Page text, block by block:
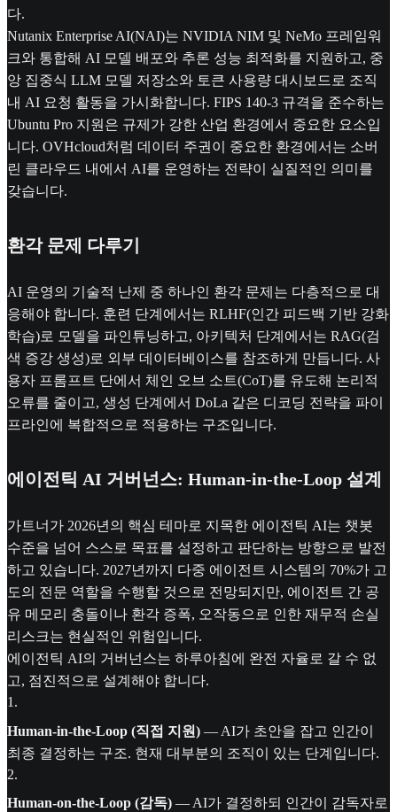
다.
Nutanix Enterprise AI(NAI)는 NVIDIA NIM 및 NeMo 프레임워
크와 통합해 AI 모델 배포와 추론 성능 최적화를 지원하고, 중
앙 집중식 LLM 모델 저장소와 토큰 사용량 대시보드로 조직
내 AI 요청 활동을 가시화합니다. FIPS 140-3 규격을 준수하는
Ubuntu Pro 지원은 규제가 강한 산업 환경에서 중요한 요소입
니다. OVHcloud처럼 데이터 주권이 중요한 환경에서는 소버
린 클라우드 내에서 AI를 운영하는 전략이 실질적인 의미를
갖습니다.
환각 문제 다루기
AI 운영의 기술적 난제 중 하나인 환각 문제는 다층적으로 대
응해야 합니다. 훈련 단계에서는 RLHF(인간 피드백 기반 강화
학습)로 모델을 파인튜닝하고, 아키텍처 단계에서는 RAG(검
색 증강 생성)로 외부 데이터베이스를 참조하게 만듭니다. 사
용자 프롬프트 단에서 체인 오브 소트(CoT)를 유도해 논리적
오류를 줄이고, 생성 단계에서 DoLa 같은 디코딩 전략을 파이
프라인에 복합적으로 적용하는 구조입니다.
에이전틱 AI 거버넌스: Human-in-the-Loop 설계
가트너가 2026년의 핵심 테마로 지목한 에이전틱 AI는 챗봇
수준을 넘어 스스로 목표를 설정하고 판단하는 방향으로 발전
하고 있습니다. 2027년까지 다중 에이전트 시스템의 70%가 고
도의 전문 역할을 수행할 것으로 전망되지만, 에이전트 간 공
유 메모리 충돌이나 환각 증폭, 오작동으로 인한 재무적 손실
리스크는 현실적인 위험입니다.
에이전틱 AI의 거버넌스는 하루아침에 완전 자율로 갈 수 없
고, 점진적으로 설계해야 합니다.
1 .
Human-in-the-Loop (직접 지원) — AI가 초안을 잡고 인간이
최종 결정하는 구조. 현재 대부분의 조직이 있는 단계입니다.
2.
Human-on-the-Loop (감독) — AI가 결정하되 인간이 감독자로